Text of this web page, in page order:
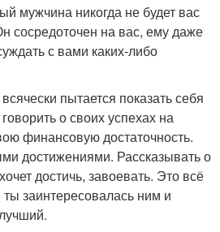
мужчина никогда не будет вас
сосредоточен на вас, ему даже
с вами каких-либо
пытается показать себя
о своих успехах на
финансовую достаточность.
достижениями. Рассказывать о
достичь, завоевать. Это всё
ты заинтересовалась ним и